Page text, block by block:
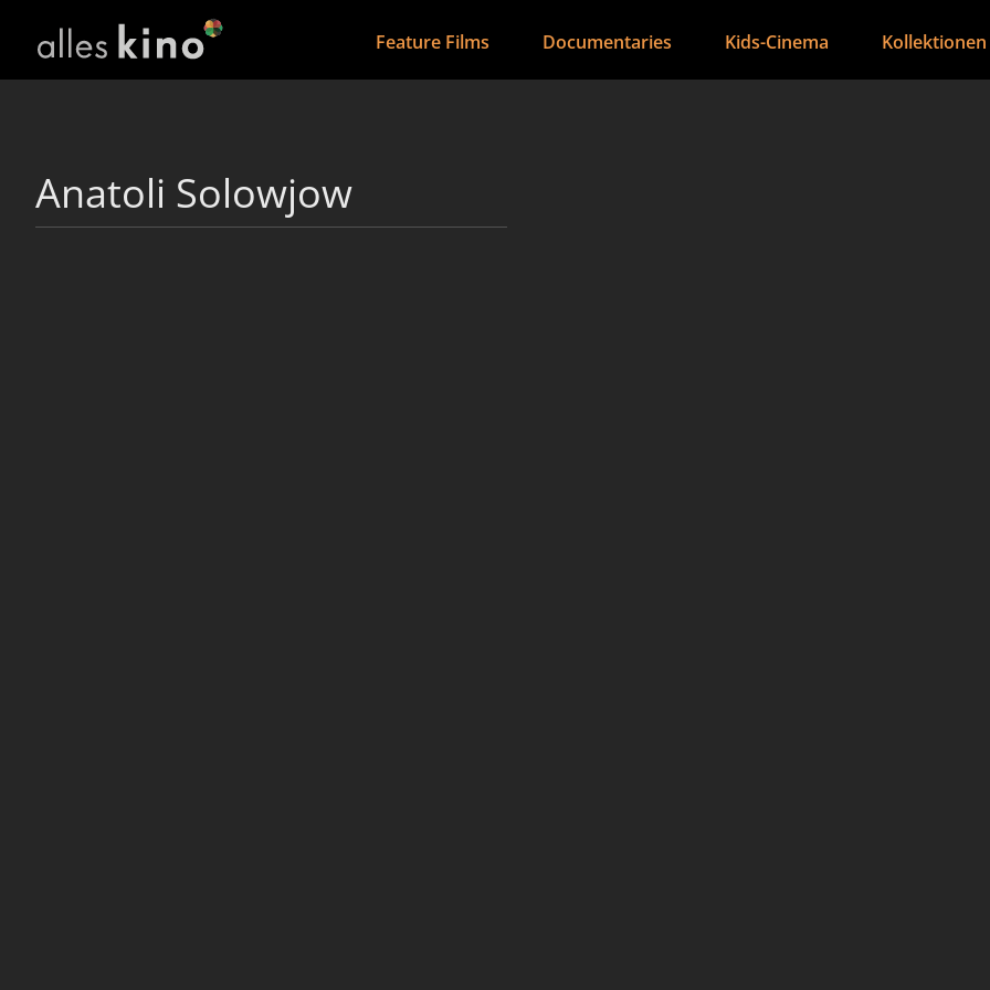
Feature Films Documentaries Kids-Cinema Kollektionen
Anatoli Solowjow